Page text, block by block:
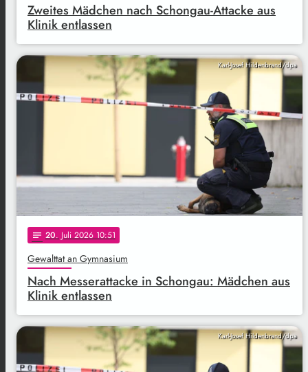
Zweites Mädchen nach Schongau-Attacke aus
Klinik entlassen
Karl-Josef Hildenbrand/dpa
notes 20. Juli 2026 10:51
Gewalttat an Gymnasium
Nach Messerattacke in Schongau: Mädchen aus
Klinik entlassen
Karl-Josef Hildenbrand/dpa